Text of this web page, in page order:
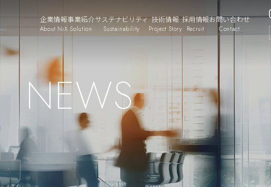
企業情報
About NiX
事業紹介
Solution
サステナビリティ
Sustainability
技術情報
Project Story
採用情報
Recruit
お問い合わせ
Contact
NEWS